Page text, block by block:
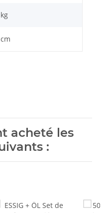
kg
acheté les
: